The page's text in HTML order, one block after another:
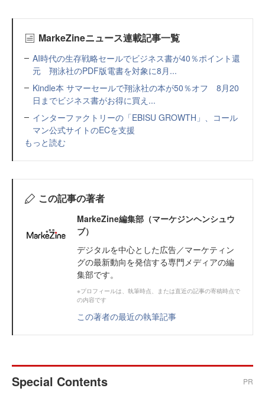
MarkeZineニュース連載記事一覧
AI時代の生存戦略セールでビジネス書が40％ポイント還
元 翔泳社のPDF版電書を対象に8月...
Kindle本 サマーセールで翔泳社の本が50％オフ 8月20
日までビジネス書がお得に買え...
インターファクトリーの「EBISU GROWTH」、コール
マン公式サイトのECを支援
もっと読む
この記事の著者
MarkeZine編集部（マーケジンヘンシュウ
ブ）
デジタルを中心とした広告／マーケティン
グの最新動向を発信する専門メディアの編
集部です。
※プロフィールは、執筆時点、または直近の記事の寄稿時点で
の内容です
この著者の最近の執筆記事
Special Contents PR